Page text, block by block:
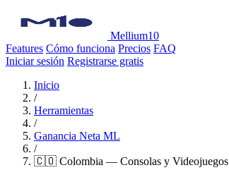
Mellium10
Features Cómo funciona Precios FAQ
Iniciar sesión Registrarse gratis
Inicio
/
Herramientas
/
Ganancia Neta ML
/
🇨🇴 Colombia — Consolas y Videojuegos